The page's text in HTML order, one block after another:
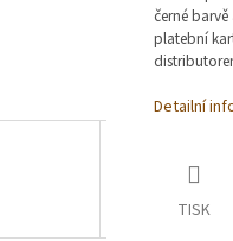
černé
platební
Detailní
TISK